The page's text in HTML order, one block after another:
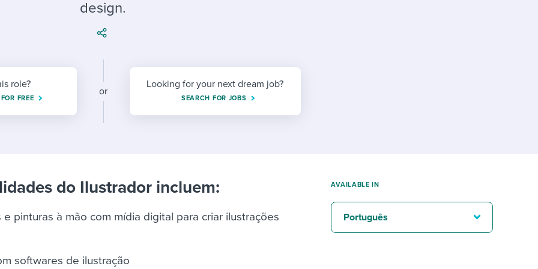
Workable customer stories
Workable customer stories
design.
role?
FREE
or
Looking for your next dream job?
SEARCH FOR JOBS
do Ilustrador incluem:
pinturas à mão com mídia digital para criar ilustrações
softwares de ilustração
AVAILABLE IN
Português